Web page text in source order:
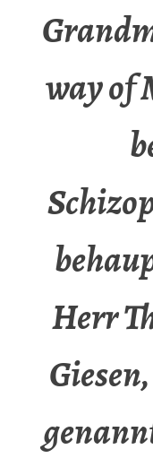
way of
Herr